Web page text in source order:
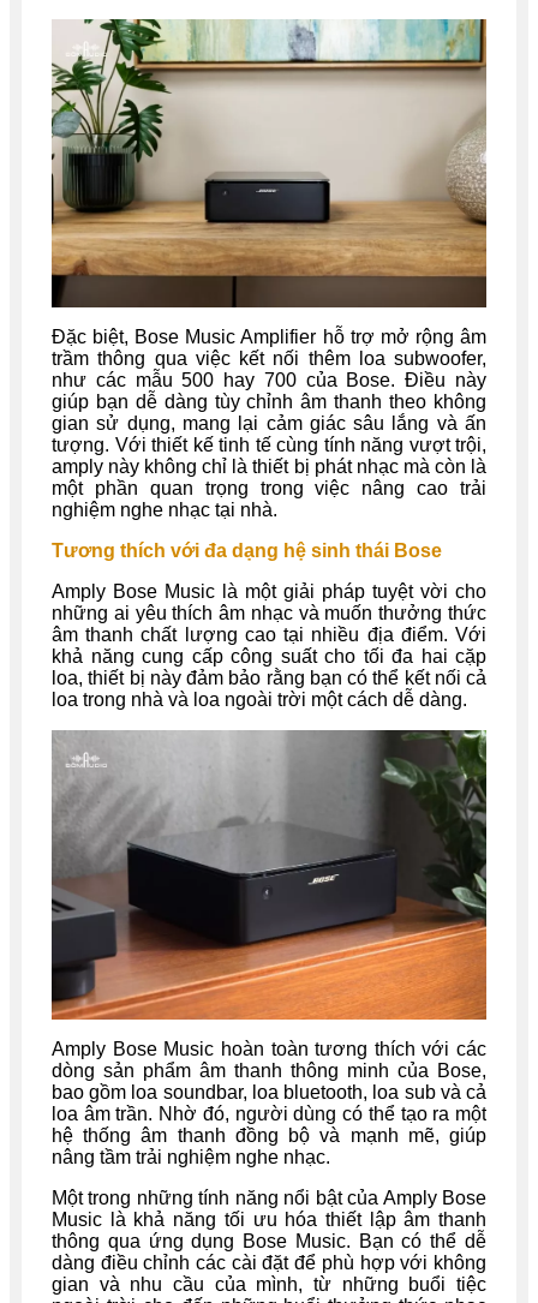
Đặc biệt, Bose Music Amplifier hỗ trợ mở rộng âm
trầm thông qua việc kết nối thêm loa subwoofer,
như các mẫu 500 hay 700 của Bose. Điều này
giúp bạn dễ dàng tùy chỉnh âm thanh theo không
gian sử dụng, mang lại cảm giác sâu lắng và ấn
tượng. Với thiết kế tinh tế cùng tính năng vượt trội,
amply này không chỉ là thiết bị phát nhạc mà còn là
một phần quan trọng trong việc nâng cao trải
nghiệm nghe nhạc tại nhà.
Tương thích với đa dạng hệ sinh thái Bose
Amply Bose Music là một giải pháp tuyệt vời cho
những ai yêu thích âm nhạc và muốn thưởng thức
âm thanh chất lượng cao tại nhiều địa điểm. Với
khả năng cung cấp công suất cho tối đa hai cặp
loa, thiết bị này đảm bảo rằng bạn có thể kết nối cả
loa trong nhà và loa ngoài trời một cách dễ dàng.
Amply Bose Music hoàn toàn tương thích với các
dòng sản phẩm âm thanh thông minh của Bose,
bao gồm loa soundbar, loa bluetooth, loa sub và cả
loa âm trần. Nhờ đó, người dùng có thể tạo ra một
hệ thống âm thanh đồng bộ và mạnh mẽ, giúp
nâng tầm trải nghiệm nghe nhạc.
Một trong những tính năng nổi bật của Amply Bose
Music là khả năng tối ưu hóa thiết lập âm thanh
thông qua ứng dụng Bose Music. Bạn có thể dễ
dàng điều chỉnh các cài đặt để phù hợp với không
gian và nhu cầu của mình, từ những buổi tiệc